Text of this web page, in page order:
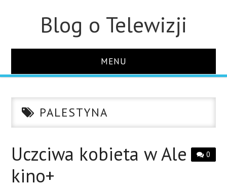
Blog o Telewizji
MENU
O STRONIEPALESTYNA
0
Uczciwa kobieta w Ale
kino+